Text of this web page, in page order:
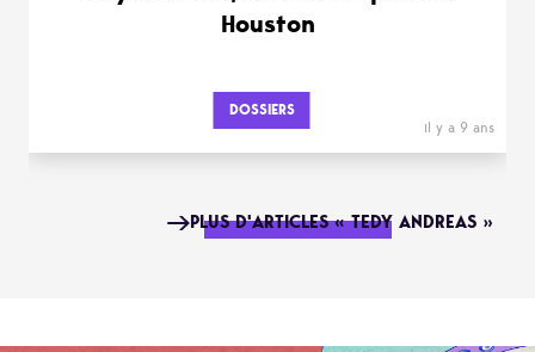
Houston
DOSSIERS
il y a 9 ans
PLUS D'ARTICLES « TEDY ANDREAS »